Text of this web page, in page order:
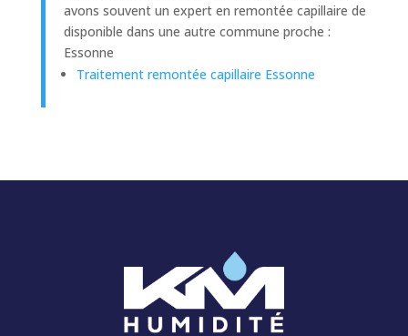
avons souvent un expert en remontée capillaire de
disponible dans une autre commune proche :
Essonne
Traitement remontée capillaire Essonne